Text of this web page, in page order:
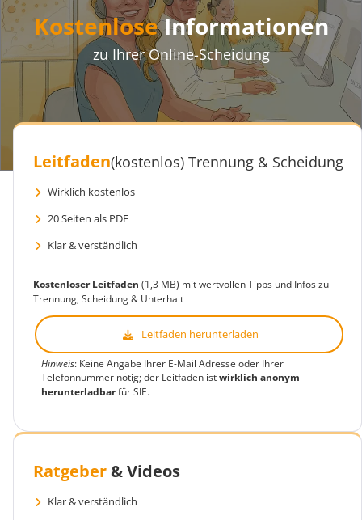
KostenloseInformationen
zu Ihrer Online-Scheidung
Leitfaden(kostenlos) Trennung & Scheidung
Wirklich kostenlos
20 Seiten als PDF
Klar & verständlich
Kostenloser Leitfaden (1,3 MB) mit wertvollen Tipps und Infos zu
Trennung, Scheidung & Unterhalt
Leitfaden herunterladen
Hinweis: Keine Angabe Ihrer E-Mail Adresse oder Ihrer
Telefonnummer nötig; der Leitfaden istwirklich anonym
herunterladbarfür SIE.
Ratgeber& Videos
Klar & verständlich